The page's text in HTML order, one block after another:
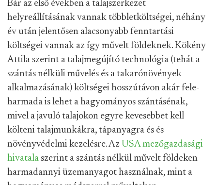
Bár az első években a talajszerkezet
helyreállításának vannak többletköltségei, néhány
év után jelentősen alacsonyabb fenntartási
költségei vannak az így művelt földeknek. Kökény
Attila szerint a talajmegújító technológia (tehát a
szántás nélküli művelés és a takarónövények
alkalmazásának) költségei hosszútávon akár fele-
harmada is lehet a hagyományos szántásénak,
mivel a javuló talajokon egyre kevesebbet kell
költeni talajmunkákra, tápanyagra és és
növényvédelmi kezelésre. Az USA mezőgazdasági
hivatala szerint a szántás nélkül művelt földeken
harmadannyi üzemanyagot használnak, mint a